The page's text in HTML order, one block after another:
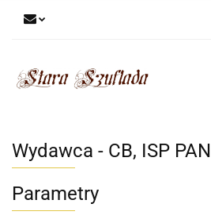
Wydawca - CB, ISP PAN
Parametry